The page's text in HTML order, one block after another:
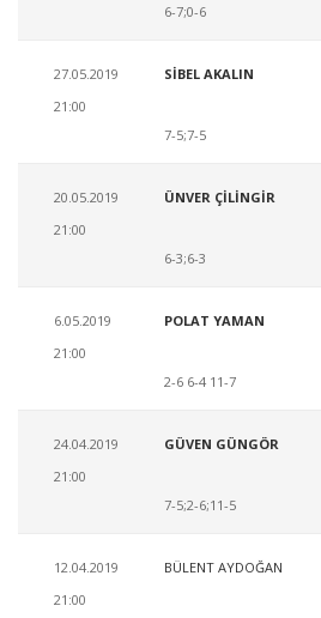
6-7;0-6
27.05.2019
21:00
SİBEL AKALIN
7-5;7-5
20.05.2019
21:00
ÜNVER ÇİLİNGİR
6-3;6-3
6.05.2019
21:00
POLAT YAMAN
2-6 6-4 11-7
24.04.2019
21:00
GÜVEN GÜNGÖR
7-5;2-6;11-5
12.04.2019
21:00
BÜLENT AYDOĞAN